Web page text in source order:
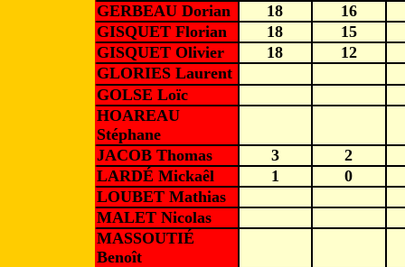
GERBEAU Dorian
18
16
GISQUET Florian
18
15
GISQUET Olivier
18
12
GLORIES Laurent
GOLSE Loïc
HOAREAU
Stéphane
JACOB Thomas
3
2
LARDÉ Mickaêl
1
0
LOUBET Mathias
MALET Nicolas
MASSOUTIÉ
Benoît